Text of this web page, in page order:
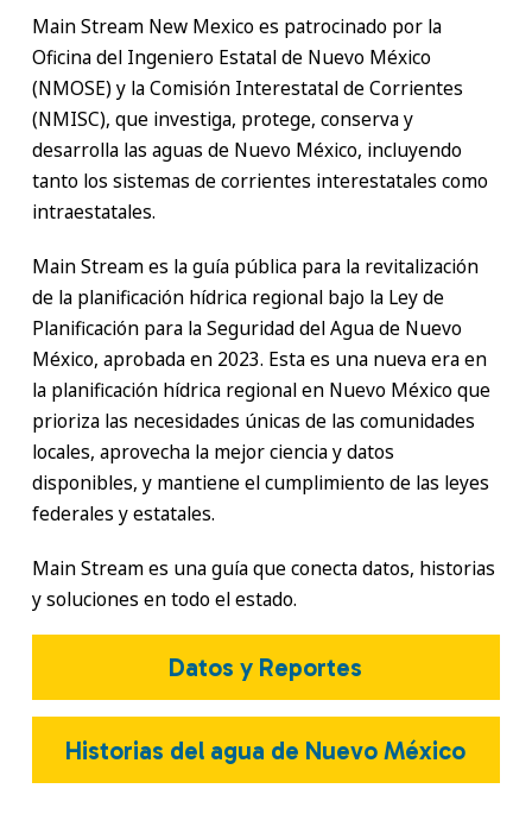
Main Stream New Mexico es patrocinado por la
Oficina del Ingeniero Estatal de Nuevo México
(NMOSE) y la Comisión Interestatal de Corrientes
(NMISC), que investiga, protege, conserva y
desarrolla las aguas de Nuevo México, incluyendo
tanto los sistemas de corrientes interestatales como
intraestatales.
Main Stream es la guía pública para la revitalización
de la planificación hídrica regional bajo la Ley de
Planificación para la Seguridad del Agua de Nuevo
México, aprobada en 2023. Esta es una nueva era en
la planificación hídrica regional en Nuevo México que
prioriza las necesidades únicas de las comunidades
locales, aprovecha la mejor ciencia y datos
disponibles, y mantiene el cumplimiento de las leyes
federales y estatales.
Main Stream es una guía que conecta datos, historias
y soluciones en todo el estado.
Datos y Reportes
Historias del agua de Nuevo México